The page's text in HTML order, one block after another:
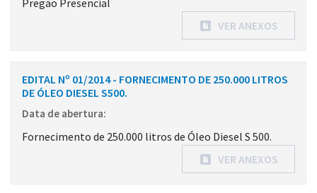
Pregão Presencial
VER ANEXOS
EDITAL Nº 01/2014 - FORNECIMENTO DE 250.000 LITROS
DE ÓLEO DIESEL S500.
Data de abertura:
Fornecimento de 250.000 litros de Óleo Diesel S 500.
VER ANEXOS